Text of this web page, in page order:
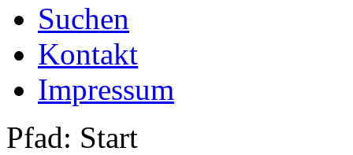
Suchen
Kontakt
Impressum
Pfad: Start